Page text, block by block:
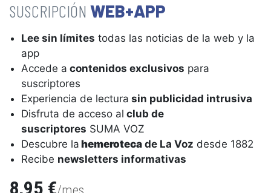
WEB+APP
Lee sin límites todas las noticias de la web y la
app
Accede a contenidos exclusivos para
suscriptores
Experiencia de lectura sin publicidad intrusiva
Disfruta de acceso al club de
suscriptores SUMA VOZ
Descubre la hemeroteca de La Voz desde 1882
Recibe newsletters informativas
8,95 €